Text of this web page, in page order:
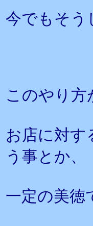
今でもそう
このやり
お店に対す
う事とか、
一定の美徳